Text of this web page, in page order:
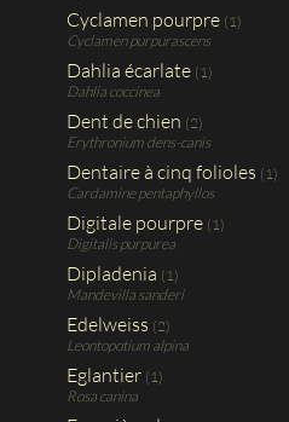
Cyclamen pourpre (1)
Cyclamen purpurascens
Dahlia écarlate (1)
Dahlia coccinea
Dent de chien (2)
Erythronium dens-canis
Dentaire à cinq folioles (1)
Cardamine pentaphyllos
Digitale pourpre (1)
Digitalis purpurea
Dipladenia (1)
Mandevilla sanderi
Edelweiss (2)
Leontopotium alpina
Eglantier (1)
Rosa canina